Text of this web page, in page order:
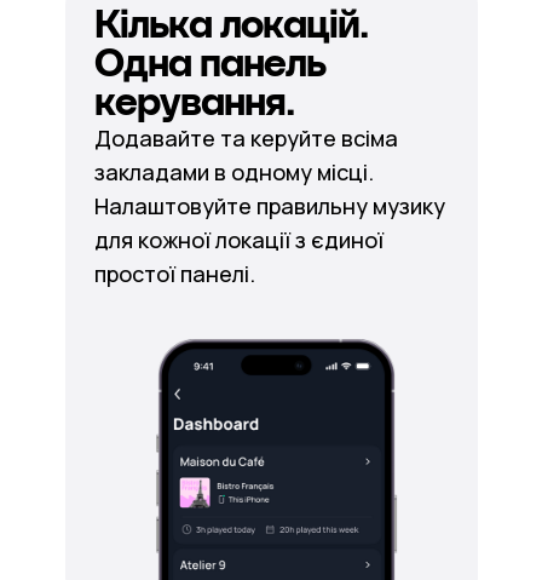
Кілька локацій.
Одна панель
керування.
Додавайте та керуйте всіма
закладами в одному місці.
Налаштовуйте правильну музику
для кожної локації з єдиної
простої панелі.